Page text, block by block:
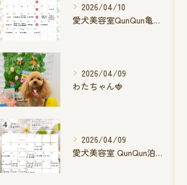
2026/04/10
愛犬美容室QunQun亀山エコー店
2026/04/09
わたちゃん🍓
2026/04/09
愛犬美容室 QunQun泊店 4月空き状況です